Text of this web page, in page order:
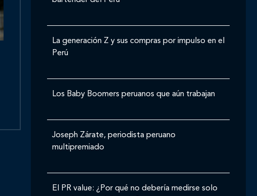
La generación Z y sus compras por impulso en el
Perú
Los Baby Boomers peruanos que aún trabajan
Joseph Zárate, periodista peruano
multipremiado
El PR value: ¿Por qué no debería medirse solo